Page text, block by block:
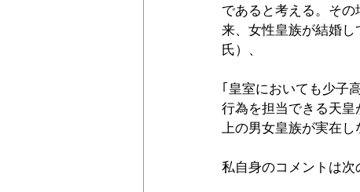
であると考える。そ
来、女性皇族が結婚
氏）、
｢皇室においても少子
行為を担当できる天
上の男女皇族が実在し
私自身のコメントは次